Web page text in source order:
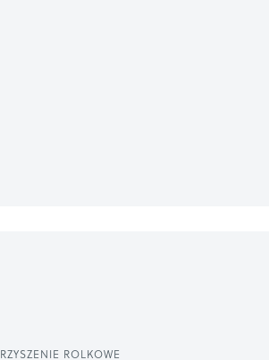
ROLKOWE